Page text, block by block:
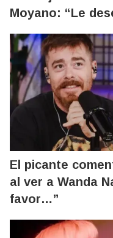
Moyano: “Le
El picante
al ver a Wanda
favor…”